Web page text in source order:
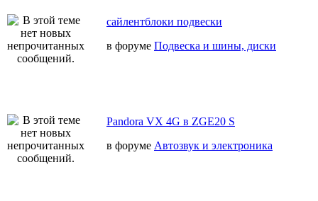
сайлентблоки подвески
в форуме Подвеска и шины, диски
Pandora VX 4G в ZGE20 S
в форуме Автозвук и электроника